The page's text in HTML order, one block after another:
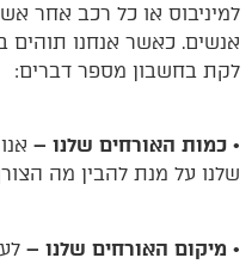
למיניבוס או כל רכב אחר
אנשים. כאשר אנחנו תוהים
לקת בחשבון מספר דברים:
• כמות האורחים שלנו –
שלנו על מנת להבין מה
• מיקום האורחים שלנו –